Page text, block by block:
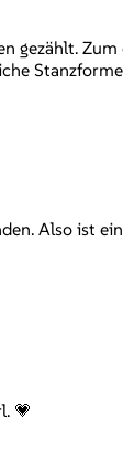
gezählt.
Also ist
💗